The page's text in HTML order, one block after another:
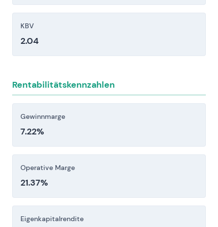
Finanzielle und makroökonomische Sensitivität:
erhöhte Verschuldung und
Refinanzierungs-/Zinsrisiken, Währungsrisiken
Anleger sollten diese Risikofaktoren vor einer
KBV
2.04
Rentabilitätskennzahlen
Gewinnmarge
7.22%
Operative Marge
21.37%
Eigenkapitalrendite